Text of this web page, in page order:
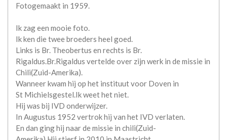
Fotogemaakt in 1959.
Ik zag een mooie foto.
Ik ken die twee broeders heel goed.
Links is Br. Theobertus en rechts is Br.
Rigaldus.Br.Rigaldus vertelde over zijn werk in de missie in
Chili(Zuid-Amerika).
Wanneer kwam hij op het instituut voor Doven in
St Michielsgestel.Ik weet het niet.
Hij was bij IVD onderwijzer.
In Augustus 1952 vertrok hij van het IVD verlaten.
En dan ging hij naar de missie in chili(Zuid-